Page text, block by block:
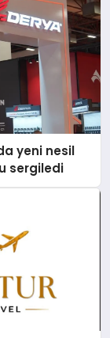
yeni nesil
sergiledi